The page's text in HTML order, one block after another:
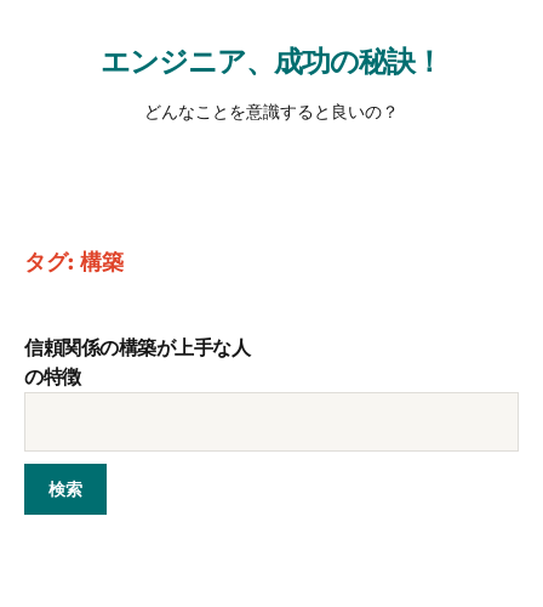
エンジニア、成功の秘訣！
どんなことを意識すると良いの？
タグ: 構築
信頼関係の構築が上手な人
の特徴